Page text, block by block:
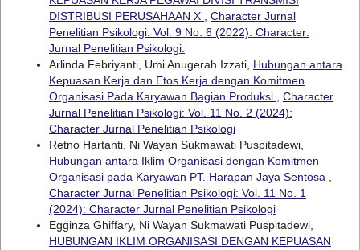
DISTRIBUSI PERUSAHAAN X , Character Jurnal
Penelitian Psikologi: Vol. 9 No. 6 (2022): Character:
Jurnal Penelitian Psikologi.
Arlinda Febriyanti, Umi Anugerah Izzati, Hubungan antara
Kepuasan Kerja dan Etos Kerja dengan Komitmen
Organisasi Pada Karyawan Bagian Produksi , Character
Jurnal Penelitian Psikologi: Vol. 11 No. 2 (2024):
Character Jurnal Penelitian Psikologi
Retno Hartanti, Ni Wayan Sukmawati Puspitadewi,
Hubungan antara Iklim Organisasi dengan Komitmen
Organisasi pada Karyawan PT. Harapan Jaya Sentosa ,
Character Jurnal Penelitian Psikologi: Vol. 11 No. 1
(2024): Character Jurnal Penelitian Psikologi
Egginza Ghiffary, Ni Wayan Sukmawati Puspitadewi,
HUBUNGAN IKLIM ORGANISASI DENGAN KEPUASAN